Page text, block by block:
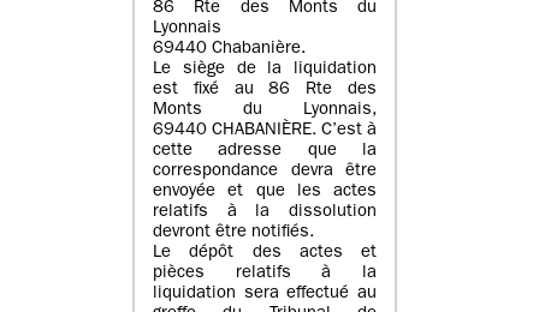
86 Rte des Monts du
Lyonnais
69440 Chabanière.
Le siège de la liquidation
est fixé au 86 Rte des
Monts du Lyonnais,
69440 CHABANIÈRE. C’est à
cette adresse que la
correspondance devra être
envoyée et que les actes
relatifs à la dissolution
devront être notifiés.
Le dépôt des actes et
pièces relatifs à la
liquidation sera effectué au